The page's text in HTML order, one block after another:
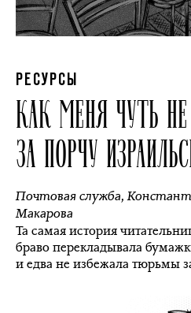
РЕСУРСЫ
КАК МЕНЯ ЧУТЬ
ЗА ПОРЧУ
Почтовая служба,
Макарова
Та самая история
браво перекладывала
и едва не избежала тюрьмы